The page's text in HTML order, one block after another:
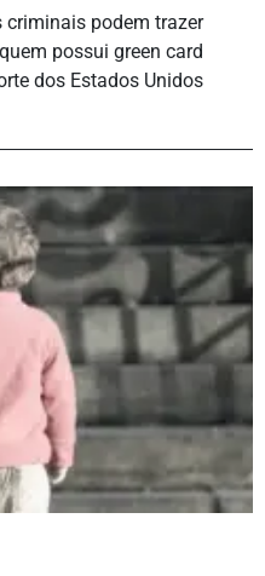
criminais podem trazer
possui green card
dos Estados Unidos